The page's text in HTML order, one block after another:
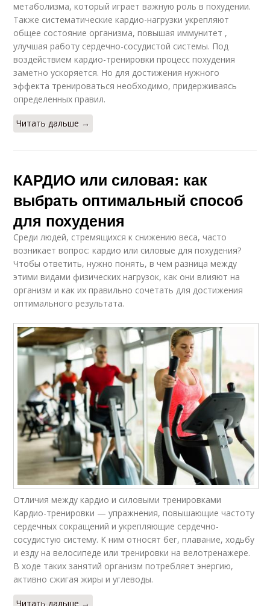
метаболизма, который играет важную роль в похудении.
Также систематические кардио-нагрузки укрепляют
общее состояние организма, повышая иммунитет ,
улучшая работу сердечно-сосудистой системы. Под
воздействием кардио-тренировки процесс похудения
заметно ускоряется. Но для достижения нужного
эффекта тренироваться необходимо, придерживаясь
определенных правил.
Читать дальше →
КАРДИО или силовая: как
выбрать оптимальный способ
для похудения
Среди людей, стремящихся к снижению веса, часто
возникает вопрос: кардио или силовые для похудения?
Чтобы ответить, нужно понять, в чем разница между
этими видами физических нагрузок, как они влияют на
организм и как их правильно сочетать для достижения
оптимального результата.
Отличия между кардио и силовыми тренировками
Кардио-тренировки — упражнения, повышающие частоту
сердечных сокращений и укрепляющие сердечно-
сосудистую систему. К ним относят бег, плавание, ходьбу
и езду на велосипеде или тренировки на велотренажере.
В ходе таких занятий организм потребляет энергию,
активно сжигая жиры и углеводы.
Читать дальше →